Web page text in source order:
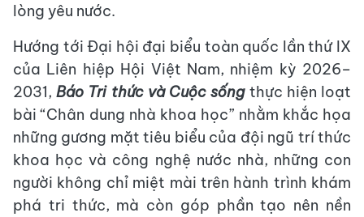
lòng yêu nước.
Hướng tới Đại hội đại biểu toàn quốc lần thứ IX
của Liên hiệp Hội Việt Nam, nhiệm kỳ 2026–
2031,Báo Tri thức và Cuộc sốngthực hiện loạt
bài “Chân dung nhà khoa học” nhằm khắc họa
những gương mặt tiêu biểu của đội ngũ trí thức
khoa học và công nghệ nước nhà, những con
người không chỉ miệt mài trên hành trình khám
phá tri thức, mà còn góp phần tạo nên nền